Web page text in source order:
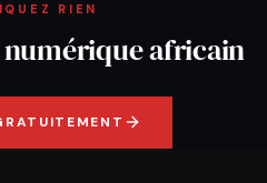
RIEN
africain